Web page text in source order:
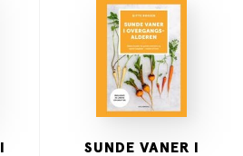
SUNDE VANER I